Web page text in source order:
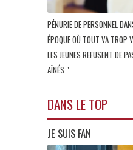
PÉNURIE DE PERSONNEL
ÉPOQUE OÙ TOUT VA TROP
LES JEUNES REFUSENT DE
AÎNÉS "
DANS LE TOP
JE SUIS FAN